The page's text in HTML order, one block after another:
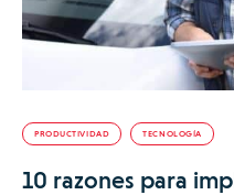
PRODUCTIVIDAD TECNOLOGÍA
10 razones para